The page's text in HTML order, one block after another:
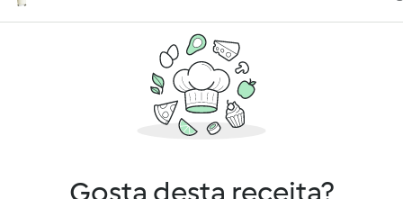
Gosta desta receita?